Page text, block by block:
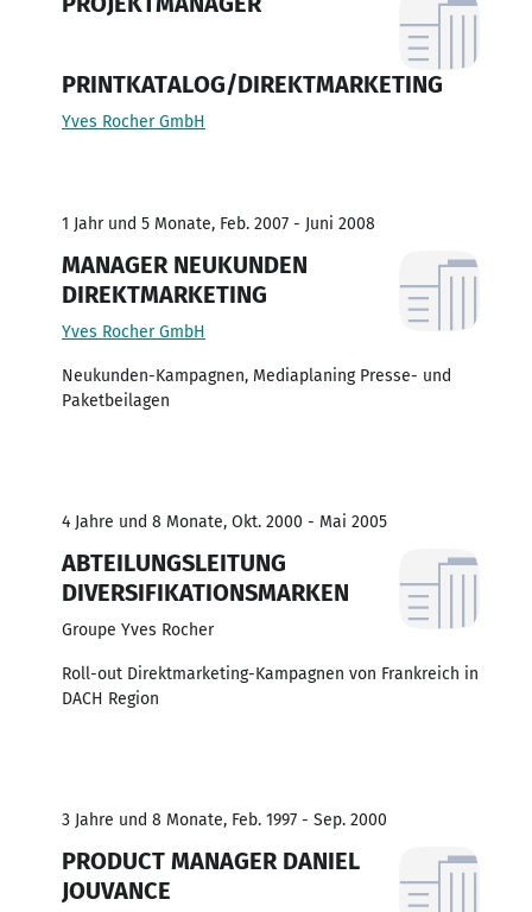
PRINTKATALOG/DIREKTMARKETING
Yves Rocher GmbH
1 Jahr und 5 Monate, Feb. 2007 - Juni 2008
MANAGER NEUKUNDEN
DIREKTMARKETING
Yves Rocher GmbH
Neukunden-Kampagnen, Mediaplaning Presse- und
Paketbeilagen
4 Jahre und 8 Monate, Okt. 2000 - Mai 2005
ABTEILUNGSLEITUNG
DIVERSIFIKATIONSMARKEN
Groupe Yves Rocher
Roll-out Direktmarketing-Kampagnen von Frankreich in
DACH Region
3 Jahre und 8 Monate, Feb. 1997 - Sep. 2000
PRODUCT MANAGER DANIEL
JOUVANCE